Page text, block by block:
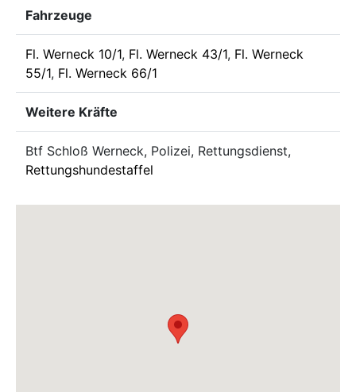
Fahrzeuge
Fl. Werneck 10/1, Fl. Werneck 43/1, Fl. Werneck
55/1, Fl. Werneck 66/1
Weitere Kräfte
Btf Schloß Werneck, Polizei, Rettungsdienst,
Rettungshundestaffel